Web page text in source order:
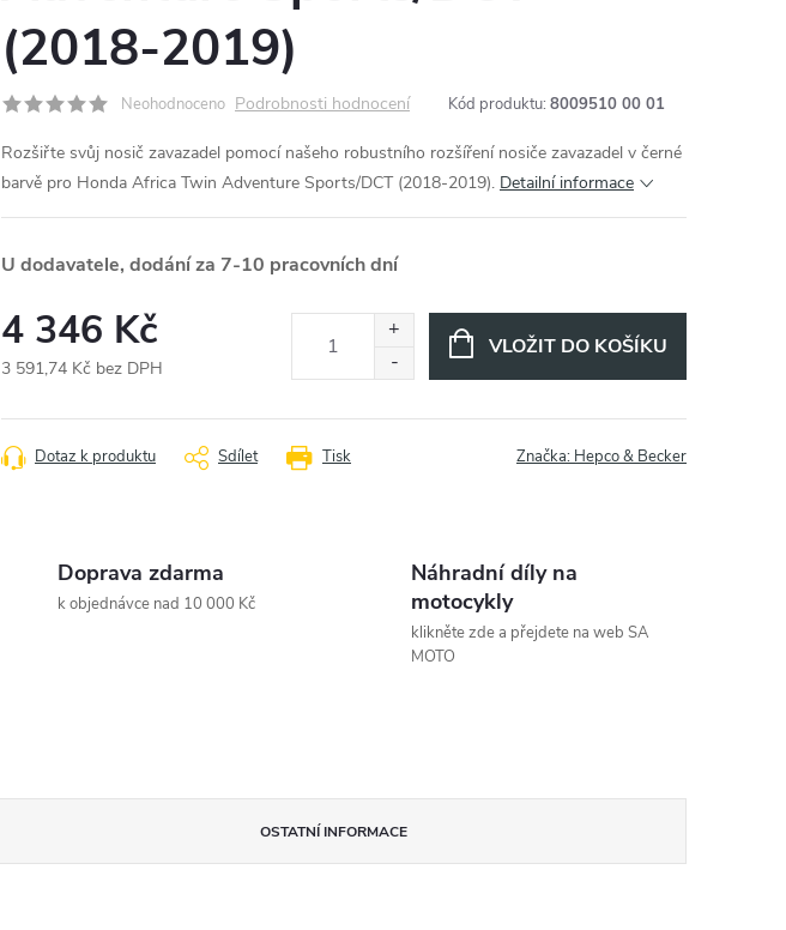
(2018-2019)
Neohodnoceno Podrobnosti hodnocení Kód produktu: 8009510 00 01
Rozšiřte svůj nosič zavazadel pomocí našeho robustního rozšíření nosiče zavazadel v černé
barvě pro Honda Africa Twin Adventure Sports/DCT (2018-2019). Detailní informace
U dodavatele, dodání za 7-10 pracovních dní
4 346 Kč
3 591,74 Kč bez DPH
cena:
VLOŽIT DO KOŠÍKU
Tisk
Dotaz k produktu Sdílet Značka: Hepco & Becker
Doprava zdarma
k objednávce nad 10 000 Kč
Náhradní díly na
motocykly
klikněte zde a přejdete na web SA
MOTO
OSTATNÍ INFORMACE